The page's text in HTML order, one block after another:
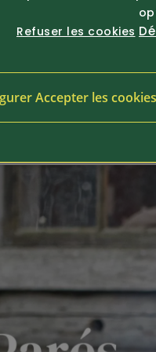
tricoté Stöten (5217)
Refuser les cookies
Accepter les cookies